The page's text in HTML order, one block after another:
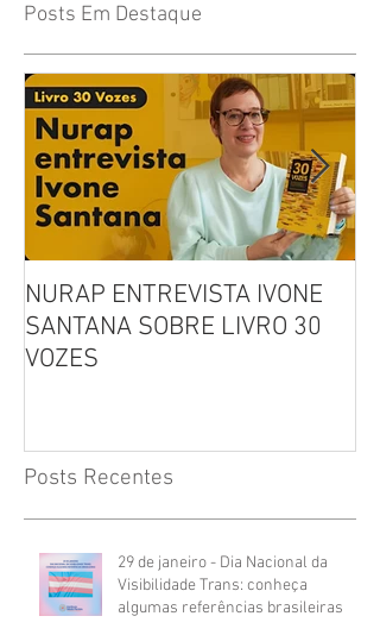
Posts Em Destaque
NURAP ENTREVISTA IVONE
SANTANA SOBRE LIVRO 30
VOZES
Posts Recentes
29 de janeiro - Dia Nacional da
Visibilidade Trans: conheça
algumas referências brasileiras